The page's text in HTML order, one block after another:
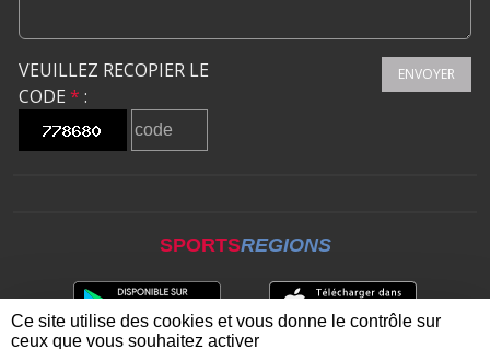
VEUILLEZ RECOPIER LE
CODE * :
ENVOYER
SPORTSREGIONS
Ce site utilise des cookies et vous donne le contrôle sur
ceux que vous souhaitez activer